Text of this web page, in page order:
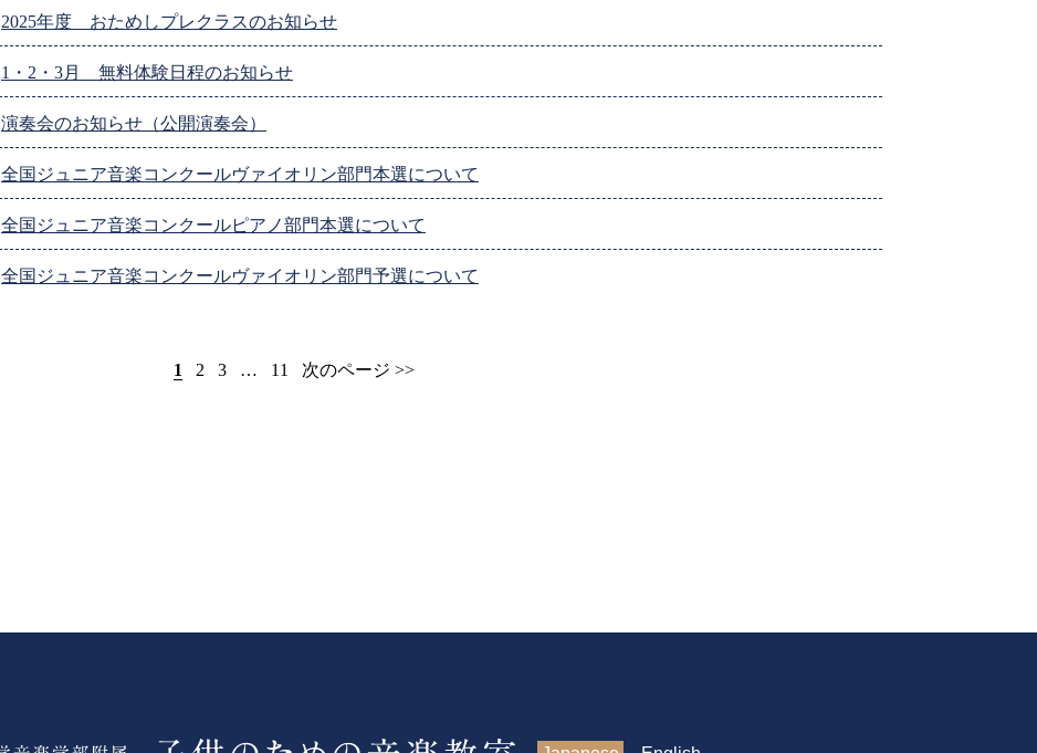
2025年度 おためしプレクラスのお知らせ
1・2・3月 無料体験日程のお知らせ
演奏会のお知らせ（公開演奏会）
全国ジュニア音楽コンクールヴァイオリン部門本選について
全国ジュニア音楽コンクールピアノ部門本選について
全国ジュニア音楽コンクールヴァイオリン部門予選について
1 2 3 … 11 次のページ >>